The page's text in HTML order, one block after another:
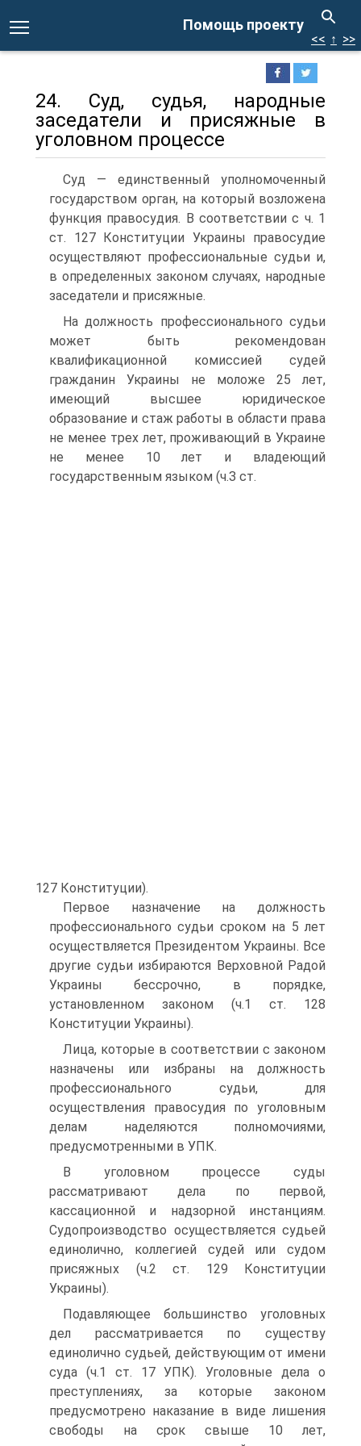
Помощь проекту
<< ↑ >>
24. Суд, судья, народные
заседатели и присяжные в
уголовном процессе
Суд — единственный уполномоченный
государством орган, на который возложена
функция правосудия. В соответствии с ч. 1
ст. 127 Конституции Украины правосудие
осуществляют профессиональные судьи и,
в определенных законом случаях, народные
заседатели и присяжные.
На должность профессионального судьи
может быть рекомендован
квалификационной комиссией судей
гражданин Украины не моложе 25 лет,
имеющий высшее юридическое
образование и стаж работы в области права
не менее трех лет, проживающий в Украине
не менее 10 лет и владеющий
государственным языком (ч.З ст.
127 Конституции).
Первое назначение на должность
профессионального судьи сроком на 5 лет
осуществляется Президентом Украины. Все
другие судьи избираются Верховной Радой
Украины бессрочно, в порядке,
установленном законом (ч.1 ст. 128
Конституции Украины).
Лица, которые в соответствии с законом
назначены или избраны на должность
профессионального судьи, для
осуществления правосудия по уголовным
делам наделяются полномочиями,
предусмотренными в УПК.
В уголовном процессе суды
рассматривают дела по первой,
кассационной и надзорной инстанциям.
Судопроизводство осуществляется судьей
единолично, коллегией судей или судом
присяжных (ч.2 ст. 129 Конституции
Украины).
Подавляющее большинство уголовных
дел рассматривается по существу
единолично судьей, действующим от имени
суда (ч.1 ст. 17 УПК). Уголовные дела о
преступлениях, за которые законом
предусмотрено наказание в виде лишения
свободы на срок свыше 10 лет,